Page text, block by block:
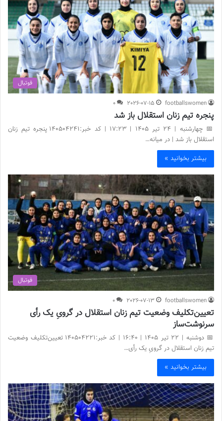
فوتبال
footballswomen
2026-07-15
0
پنجره تیم زنان استقلال باز شد
📅 چهارشنبه | 24 تیر ۱۴۰۵ | 17:23 | کد خبر:140504241 پنجره تیم زنان
استقلال باز شد | در میانه…
بیشتر بخوانید »
فوتبال
footballswomen
2026-07-13
0
تعیین‌تکلیف وضعیت تیم زنان استقلال در گرویِ یک رأی
سرنوشت‌ساز
📅 دوشنبه | 22 تیر ۱۴۰۵ | 16:40 | کد خبر:140504221 تعیین‌تکلیف وضعیت
تیم زنان استقلال در گرویِ یک رأی…
بیشتر بخوانید »